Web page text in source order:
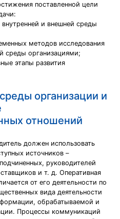
поставленной цели
и внешней среды
методов исследования
среды организациями;
этапы развития
организации и
отношений
должен использовать
источников –
руководителей
и т. д. Оперативная
от его деятельности по
вида деятельности
обрабатываемой и
Процессы коммуникаций